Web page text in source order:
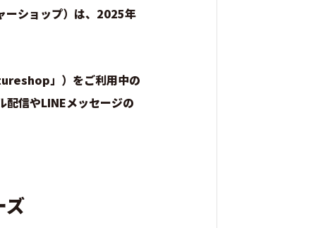
ーショップ）は、2025年
」）をご利用中の
信やLINEメッセージの
ズ